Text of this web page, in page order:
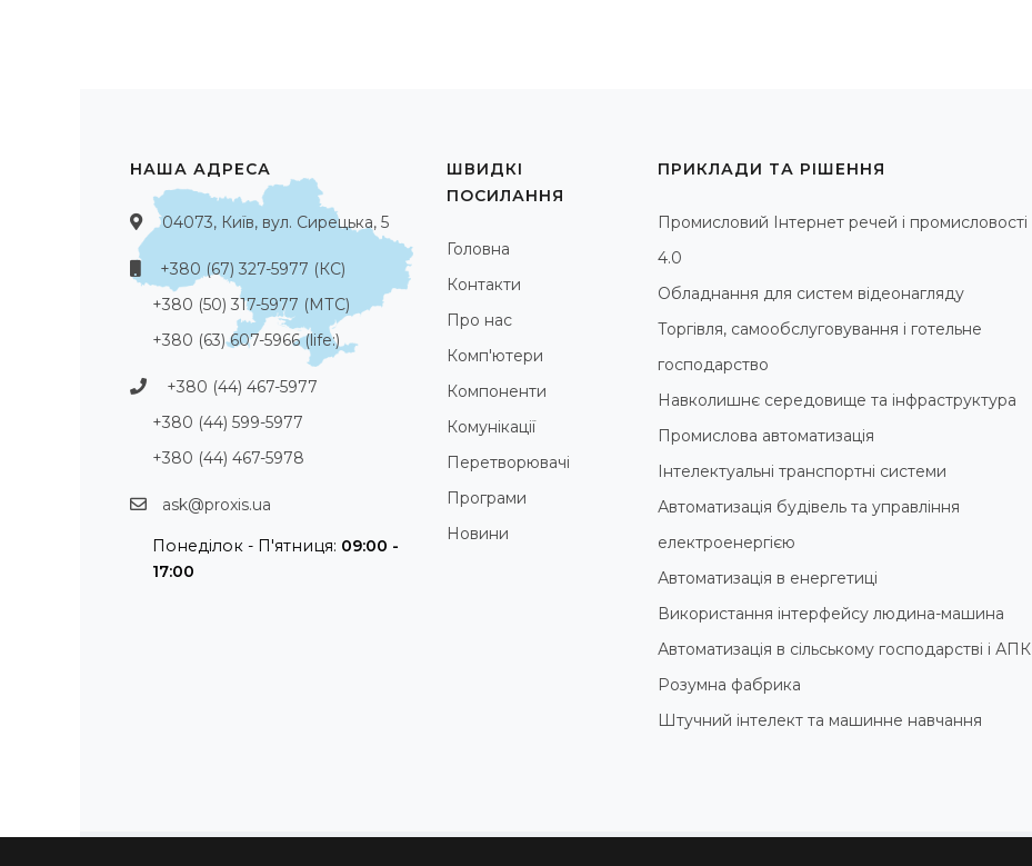
НАША АДРЕСА
04073, Київ, вул. Сирецька, 5
+380 (67) 327-5977 (КС)
+380 (50) 317-5977 (МТС)
+380 (63) 607-5966 (life:)
+380 (44) 467-5977
+380 (44) 599-5977
+380 (44) 467-5978
ask@proxis.ua
Понеділок - П'ятниця: 09:00 -
17:00
ШВИДКІ
ПОСИЛАННЯ
Головна
Контакти
Про нас
Комп'ютери
Компоненти
Комунікації
Перетворювачі
Програми
Новини
ПРИКЛАДИ ТА РІШЕННЯ
Промисловий Інтернет речей і промисловості
4.0
Обладнання для систем відеонагляду
Торгівля, самообслуговування і готельне
господарство
Навколишнє середовище та інфраструктура
Промислова автоматизація
Інтелектуальні транспортні системи
Автоматизація будівель та управління
електроенергією
Автоматизація в енергетиці
Використання інтерфейсу людина-машина
Автоматизація в сільському господарстві і АПК
Розумна фабрика
Штучний інтелект та машинне навчання